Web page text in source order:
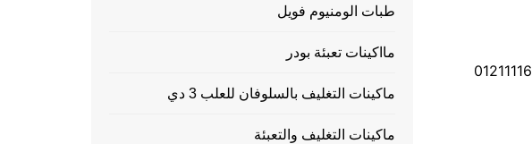
طبات الومنيوم فويل
مااكينات تعبئة بودر
ماكينات التغليف بالسلوفان للعلب 3 دي
ماكينات التغليف والتعبئة